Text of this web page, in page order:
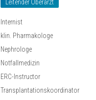
Leitender Oberarzt
Internist
klin. Pharmakologe
Nephrologe
Notfallmedizin
ERC-Instructor
Transplantationskoordinator